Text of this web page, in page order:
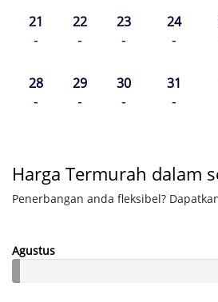
21
-
22
-
23
-
24
-
28
-
29
-
30
-
31
-
Harga Termurah dalam
Penerbangan anda fleksibel?
Agustus